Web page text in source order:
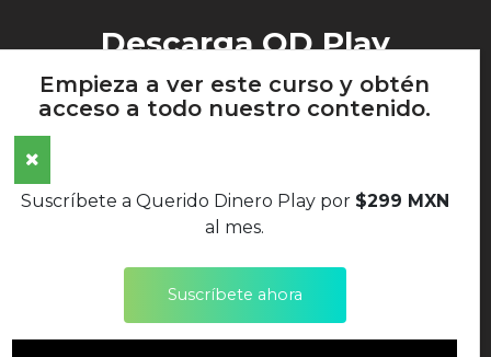
Empieza a ver este curso y obtén
acceso a todo nuestro contenido.
Suscríbete a Querido Dinero Play por $299 MXN
al mes.
Suscríbete ahora
Descarga QD Play
AVISO DE PRIVACIDAD
TÉRMINOS Y CONDICIONES